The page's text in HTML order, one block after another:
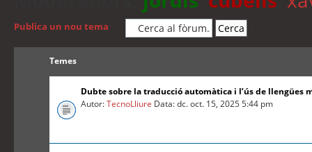
Publica un nou tema
Temes
Dubte sobre la traducció automàtica i l’ús de llengües
Autor:TecnoLliure Data: dc. oct. 15, 2025 5:44 pm